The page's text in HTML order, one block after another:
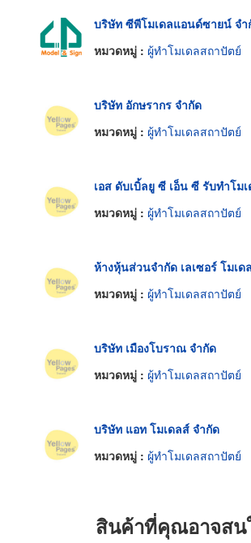
บริษัท ซีพีโมเดลแอนด์ซายน์ จำ
หมวดหมู่ : ผู้ทำโมเดลสถาปัตย์
บริษัท อักษรากร จำกัด
หมวดหมู่ : ผู้ทำโมเดลสถาปัตย์
เอส ดับเบิ้ลยู ซี เอ็น ซี รับทำโม
หมวดหมู่ : ผู้ทำโมเดลสถาปัตย์
ห้างหุ้นส่วนจำกัด เลเซอร์ โมเด
หมวดหมู่ : ผู้ทำโมเดลสถาปัตย์
บริษัท เมืองโบราณ จำกัด
หมวดหมู่ : ผู้ทำโมเดลสถาปัตย์
บริษัท แอท โมเดลส์ จำกัด
หมวดหมู่ : ผู้ทำโมเดลสถาปัตย์
สินค้าที่คุณอาจสน